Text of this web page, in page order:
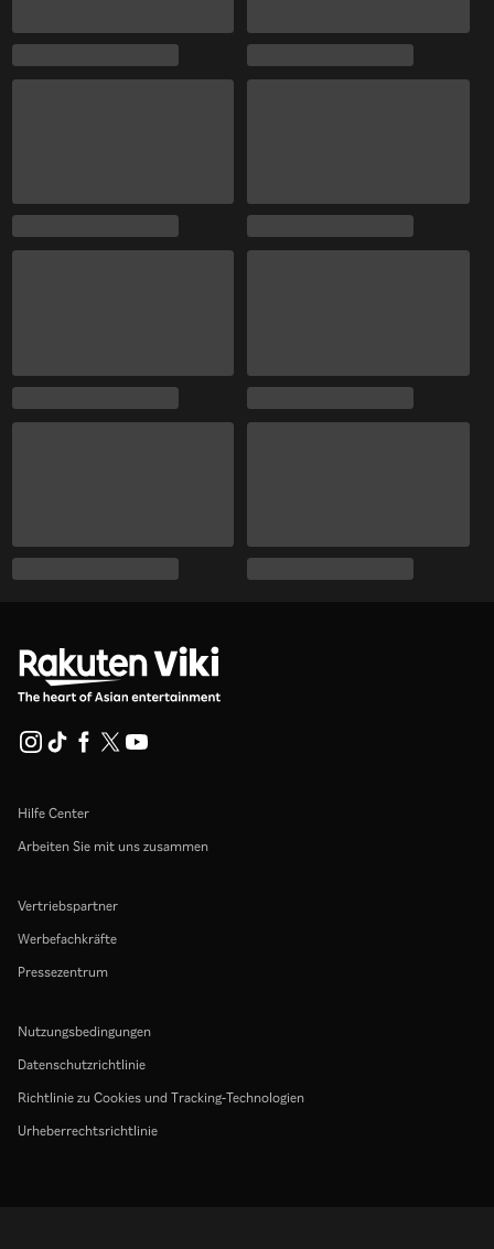
Hilfe Center
Arbeiten Sie mit uns zusammen
Vertriebspartner
Werbefachkräfte
Pressezentrum
Nutzungsbedingungen
Datenschutzrichtlinie
Richtlinie zu Cookies und Tracking-Technologien
Urheberrechtsrichtlinie